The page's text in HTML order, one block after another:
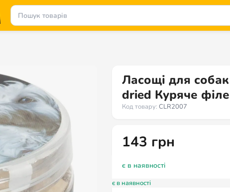
Ласощі для
dried Куряче
Код товару: CLR2007
143 грн
є в наявності
є в наявності